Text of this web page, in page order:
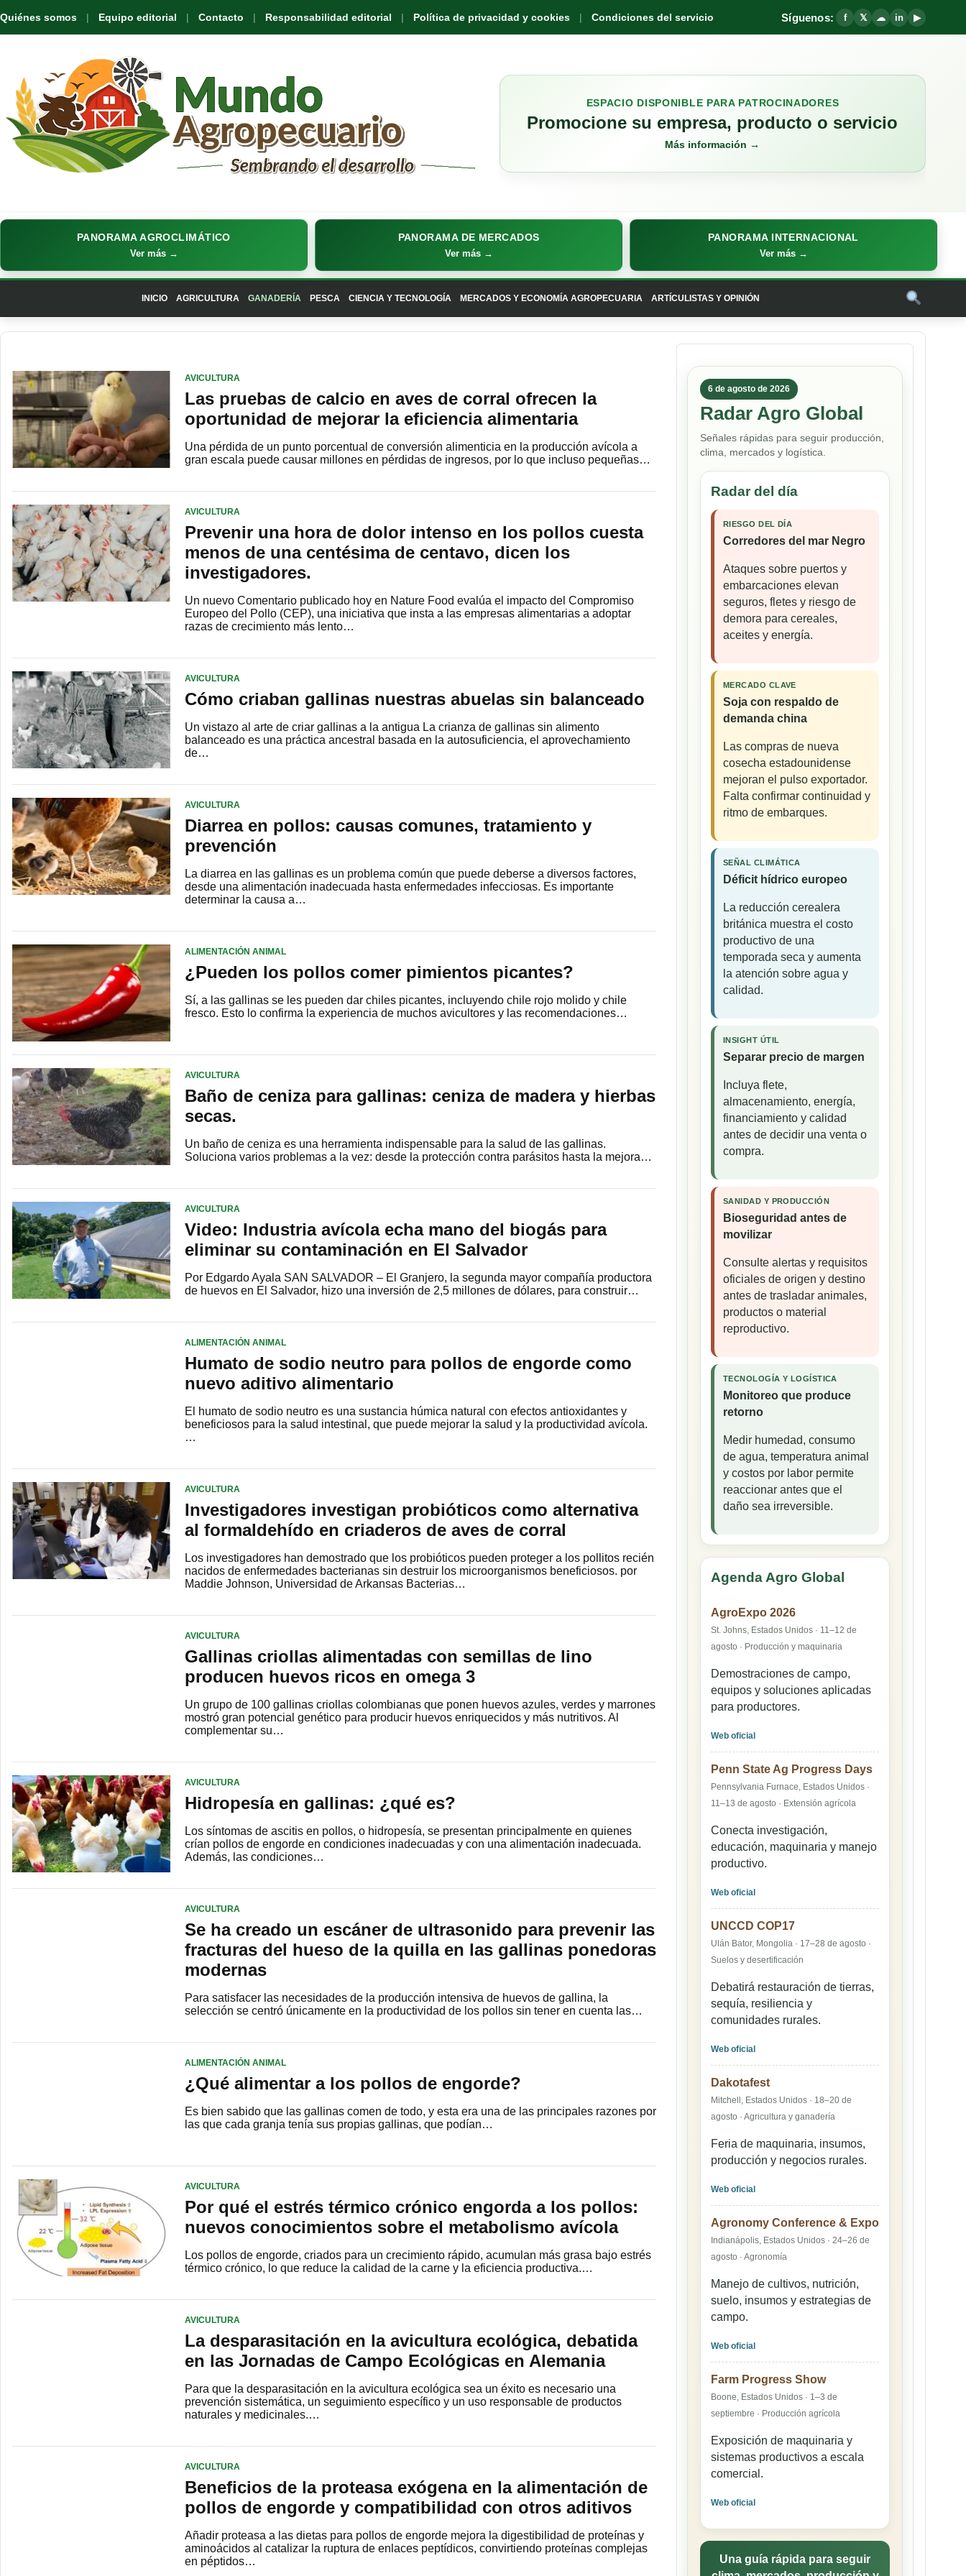
Quiénes somos Equipo editorial Contacto Responsabilidad editorial Política de privacidad y cookies Condiciones del servicio Síguenos: f 𝕏 ☁ in ▶
ESPACIO DISPONIBLE PARA PATROCINADORES
Promocione su empresa, producto o servicio
Más información →
PANORAMA AGROCLIMÁTICO
Ver más →
PANORAMA DE MERCADOS
Ver más →
PANORAMA INTERNACIONAL
Ver más →
INICIO AGRICULTURA GANADERÍA PESCA CIENCIA Y TECNOLOGÍA MERCADOS Y ECONOMÍA AGROPECUARIA ARTÍCULISTAS Y OPINIÓN
AVICULTURA
Las pruebas de calcio en aves de corral ofrecen la
oportunidad de mejorar la eficiencia alimentaria
Una pérdida de un punto porcentual de conversión alimenticia en la producción avícola a
gran escala puede causar millones en pérdidas de ingresos, por lo que incluso pequeñas…
AVICULTURA
Prevenir una hora de dolor intenso en los pollos cuesta
menos de una centésima de centavo, dicen los
investigadores.
Un nuevo Comentario publicado hoy en Nature Food evalúa el impacto del Compromiso
Europeo del Pollo (CEP), una iniciativa que insta a las empresas alimentarias a adoptar
razas de crecimiento más lento…
AVICULTURA
Cómo criaban gallinas nuestras abuelas sin balanceado
Un vistazo al arte de criar gallinas a la antigua La crianza de gallinas sin alimento
balanceado es una práctica ancestral basada en la autosuficiencia, el aprovechamiento
de…
AVICULTURA
Diarrea en pollos: causas comunes, tratamiento y
prevención
La diarrea en las gallinas es un problema común que puede deberse a diversos factores,
desde una alimentación inadecuada hasta enfermedades infecciosas. Es importante
determinar la causa a…
ALIMENTACIÓN ANIMAL
¿Pueden los pollos comer pimientos picantes?
Sí, a las gallinas se les pueden dar chiles picantes, incluyendo chile rojo molido y chile
fresco. Esto lo confirma la experiencia de muchos avicultores y las recomendaciones…
AVICULTURA
Baño de ceniza para gallinas: ceniza de madera y hierbas
secas.
Un baño de ceniza es una herramienta indispensable para la salud de las gallinas.
Soluciona varios problemas a la vez: desde la protección contra parásitos hasta la mejora…
AVICULTURA
Video: Industria avícola echa mano del biogás para
eliminar su contaminación en El Salvador
Por Edgardo Ayala SAN SALVADOR – El Granjero, la segunda mayor compañía productora
de huevos en El Salvador, hizo una inversión de 2,5 millones de dólares, para construir…
ALIMENTACIÓN ANIMAL
Humato de sodio neutro para pollos de engorde como
nuevo aditivo alimentario
El humato de sodio neutro es una sustancia húmica natural con efectos antioxidantes y
beneficiosos para la salud intestinal, que puede mejorar la salud y la productividad avícola.
…
AVICULTURA
Investigadores investigan probióticos como alternativa
al formaldehído en criaderos de aves de corral
Los investigadores han demostrado que los probióticos pueden proteger a los pollitos recién
nacidos de enfermedades bacterianas sin destruir los microorganismos beneficiosos. por
Maddie Johnson, Universidad de Arkansas Bacterias…
AVICULTURA
Gallinas criollas alimentadas con semillas de lino
producen huevos ricos en omega 3
Un grupo de 100 gallinas criollas colombianas que ponen huevos azules, verdes y marrones
mostró gran potencial genético para producir huevos enriquecidos y más nutritivos. Al
complementar su…
AVICULTURA
Hidropesía en gallinas: ¿qué es?
Los síntomas de ascitis en pollos, o hidropesía, se presentan principalmente en quienes
crían pollos de engorde en condiciones inadecuadas y con una alimentación inadecuada.
Además, las condiciones…
AVICULTURA
Se ha creado un escáner de ultrasonido para prevenir las
fracturas del hueso de la quilla en las gallinas ponedoras
modernas
Para satisfacer las necesidades de la producción intensiva de huevos de gallina, la
selección se centró únicamente en la productividad de los pollos sin tener en cuenta las…
ALIMENTACIÓN ANIMAL
¿Qué alimentar a los pollos de engorde?
Es bien sabido que las gallinas comen de todo, y esta era una de las principales razones por
las que cada granja tenía sus propias gallinas, que podían…
AVICULTURA
Por qué el estrés térmico crónico engorda a los pollos:
nuevos conocimientos sobre el metabolismo avícola
Los pollos de engorde, criados para un crecimiento rápido, acumulan más grasa bajo estrés
térmico crónico, lo que reduce la calidad de la carne y la eficiencia productiva.…
AVICULTURA
La desparasitación en la avicultura ecológica, debatida
en las Jornadas de Campo Ecológicas en Alemania
Para que la desparasitación en la avicultura ecológica sea un éxito es necesario una
prevención sistemática, un seguimiento específico y un uso responsable de productos
naturales y medicinales.…
AVICULTURA
Beneficios de la proteasa exógena en la alimentación de
pollos de engorde y compatibilidad con otros aditivos
Añadir proteasa a las dietas para pollos de engorde mejora la digestibilidad de proteínas y
aminoácidos al catalizar la ruptura de enlaces peptídicos, convirtiendo proteínas complejas
en péptidos…
6 de agosto de 2026
Radar Agro Global
Señales rápidas para seguir producción,
clima, mercados y logística.
Radar del día
RIESGO DEL DÍA
Corredores del mar Negro
Ataques sobre puertos y
embarcaciones elevan
seguros, fletes y riesgo de
demora para cereales,
aceites y energía.
MERCADO CLAVE
Soja con respaldo de
demanda china
Las compras de nueva
cosecha estadounidense
mejoran el pulso exportador.
Falta confirmar continuidad y
ritmo de embarques.
SEÑAL CLIMÁTICA
Déficit hídrico europeo
La reducción cerealera
británica muestra el costo
productivo de una
temporada seca y aumenta
la atención sobre agua y
calidad.
INSIGHT ÚTIL
Separar precio de margen
Incluya flete,
almacenamiento, energía,
financiamiento y calidad
antes de decidir una venta o
compra.
SANIDAD Y PRODUCCIÓN
Bioseguridad antes de
movilizar
Consulte alertas y requisitos
oficiales de origen y destino
antes de trasladar animales,
productos o material
reproductivo.
TECNOLOGÍA Y LOGÍSTICA
Monitoreo que produce
retorno
Medir humedad, consumo
de agua, temperatura animal
y costos por labor permite
reaccionar antes que el
daño sea irreversible.
Agenda Agro Global
AgroExpo 2026
St. Johns, Estados Unidos · 11–12 de
agosto · Producción y maquinaria
Demostraciones de campo,
equipos y soluciones aplicadas
para productores.
Web oficial
Penn State Ag Progress Days
Pennsylvania Furnace, Estados Unidos ·
11–13 de agosto · Extensión agrícola
Conecta investigación,
educación, maquinaria y manejo
productivo.
Web oficial
UNCCD COP17
Ulán Bator, Mongolia · 17–28 de agosto ·
Suelos y desertificación
Debatirá restauración de tierras,
sequía, resiliencia y
comunidades rurales.
Web oficial
Dakotafest
Mitchell, Estados Unidos · 18–20 de
agosto · Agricultura y ganadería
Feria de maquinaria, insumos,
producción y negocios rurales.
Web oficial
Agronomy Conference & Expo
Indianápolis, Estados Unidos · 24–26 de
agosto · Agronomía
Manejo de cultivos, nutrición,
suelo, insumos y estrategias de
campo.
Web oficial
Farm Progress Show
Boone, Estados Unidos · 1–3 de
septiembre · Producción agrícola
Exposición de maquinaria y
sistemas productivos a escala
comercial.
Web oficial
Una guía rápida para seguir